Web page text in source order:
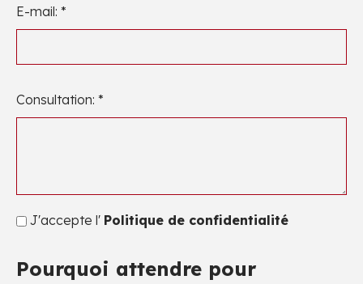
E-mail: *
Consultation: *
J'accepte l' Politique de confidentialité
Pourquoi attendre pour